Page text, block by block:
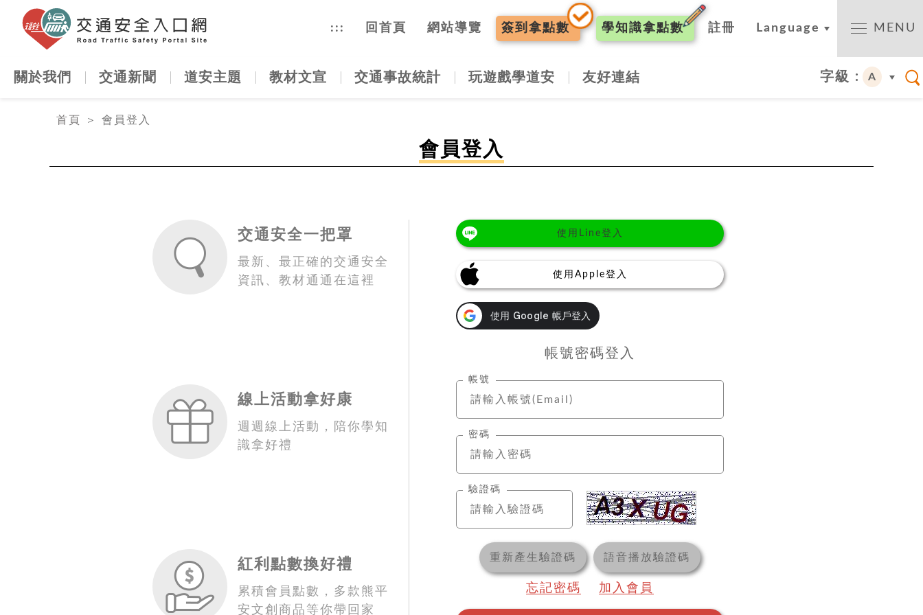
::: 回首頁 網站導覽 簽到 拿點數 學知識拿點數 註冊 Language MENU
關於我們 交通新聞 道安主題 教材文宣 交通事故統計 玩遊戲學道安 友好連結 字級 : A
首頁
＞ 會員登入
會員登入
交通安全一把罩
最新、最正確的交通安全
資訊、教材通通在這裡
線上活動拿好康
週週線上活動，陪你學知
識拿好禮
紅利點數換好禮
累積會員點數，多款熊平
安文創商品等你帶回家
使用Line登入
使用Apple登入
帳號密碼登入
帳號
密碼
驗證碼
重新產生驗證碼 語音播放驗證碼
忘記密碼 加入會員